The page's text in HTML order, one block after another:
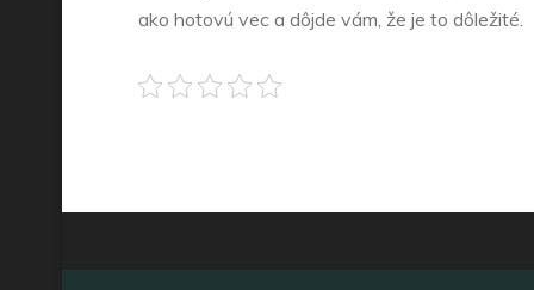
ako hotovú vec a dôjde vám, že je to dôležité.